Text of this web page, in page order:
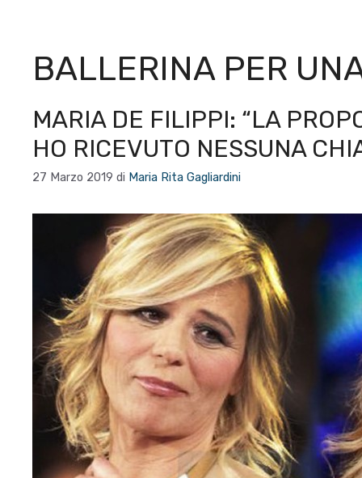
BALLERINA PER
MARIA DE FILIPPI: “LA
HO RICEVUTO NESSUNA
27 Marzo 2019 di Maria Rita Gagliardini